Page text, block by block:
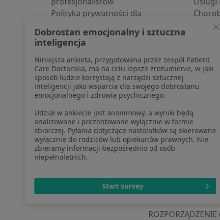
Polityka prywatności dla
pozyskaliśmy samodzielnie
Polityka cookies
Jak działają wyniki wyszukiwania
Dostępność
O nas
Praca Rekrutujemy!
Partnerzy
Centrum prasowe
Kontakt
Pomoc
Blog
otwiera się w
otwiera
Dobrostan emocjonalny i sztuczna
inteligencja
Niniejsza ankieta, przygotowana przez zespół Patient
Care Doctoralia, ma na celu lepsze zrozumienie, w jaki
sposób ludzie korzystają z narzędzi sztucznej
inteligencji jako wsparcia dla swojego dobrostanu
emocjonalnego i zdrowia psychicznego.
Udział w ankiecie jest anonimowy, a wyniki będą
analizowane i prezentowane wyłącznie w formie
zbiorczej. Pytania dotyczące nastolatków są skierowane
wyłącznie do rodziców lub opiekunów prawnych. Nie
zbieramy informacji bezpośrednio od osób
niepełnoletnich.
Start survey